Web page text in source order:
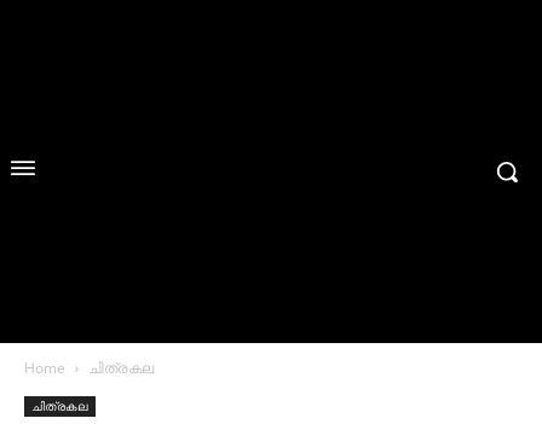
Home ചിത്രകല
ചിത്രകല